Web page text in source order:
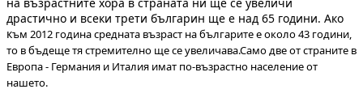
на възрастните хора в страната ни ще се увеличи
драстично и всеки трети българин ще е над 65 години. Ако
към 2012 година средната възраст на българите е около 43 години,
то в бъдеще тя стремително ще се увеличава.Само две от страните в
Европа - Германия и Италия имат по-възрастно население от
нашето.